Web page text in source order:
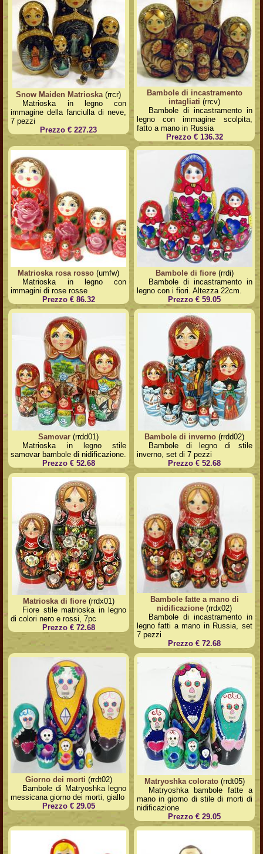
Snow Maiden Matrioska (rrcr)
Matrioska in legno con
immagine della fanciulla di neve,
7 pezzi
Prezzo € 227.23
Bambole di incastramento
intagliati (rrcv)
Bambole di incastramento in
legno con immagine scolpita,
fatto a mano in Russia
Prezzo € 136.32
Matrioska rosa rosso (umfw)
Matrioska in legno con
immagini di rose rosse
Prezzo € 86.32
Bambole di fiore(rrdi)
Bambole di incastramento in
legno con i fiori. Altezza 22cm.
Prezzo € 59.05
Samovar (rrdd01)
Matrioska in legno stile
samovar bambole di nidificazione.
Prezzo € 52.68
Bambole di inverno (rrdd02)
Bambole di legno di stile
inverno, set di 7 pezzi
Prezzo € 52.68
Matrioska di fiore(rrdx01)
Fiore stile matrioska in legno
di colori nero e rossi, 7pc
Prezzo € 72.68
Bambole fatte a mano di
nidificazione (rrdx02)
Bambole di incastramento in
legno fatti a mano in Russia, set
7 pezzi
Prezzo € 72.68
Giorno dei morti (rrdt02)
Bambole di Matryoshka legno
messicana giorno dei morti, giallo
Prezzo € 29.05
Matryoshka colorato(rrdt05)
Matryoshka bambole fatte a
mano in giorno di stile di morti di
nidificazione
Prezzo € 29.05